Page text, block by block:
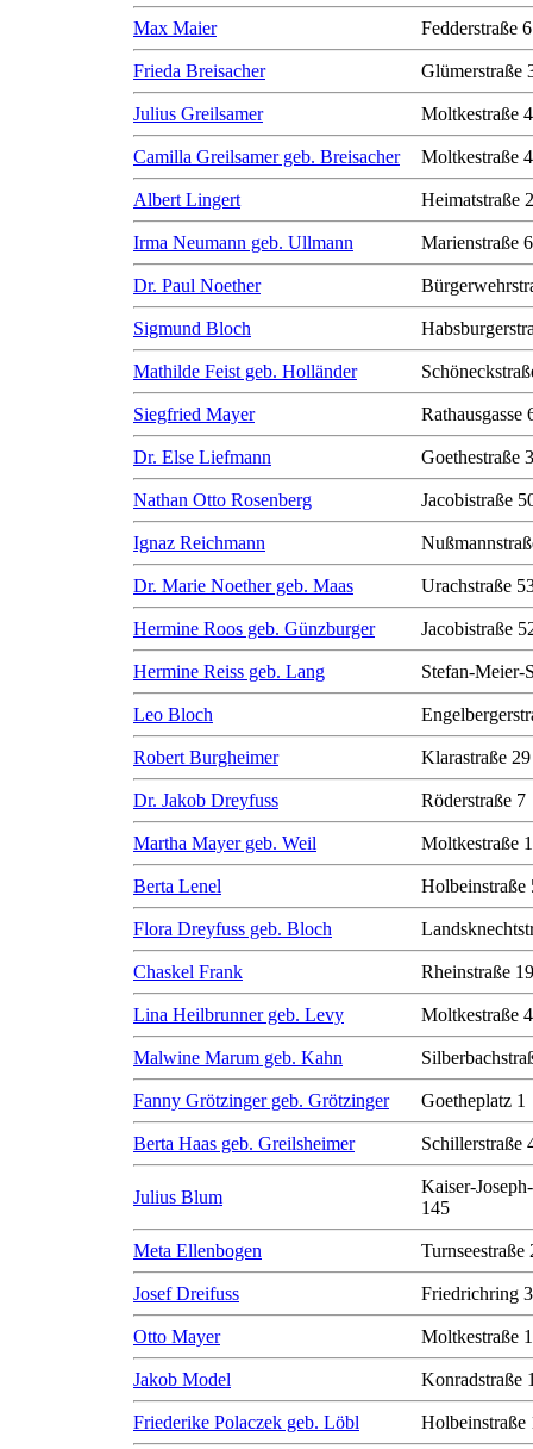
Max Maier Fedderstraße 6
Frieda Breisacher Glümerstraße
Julius Greilsamer Moltkestraße
Camilla Greilsamer geb. Breisacher Moltkestraße
Albert Lingert Heimatstraße 2
Irma Neumann geb. Ullmann Marienstraße 6
Dr. Paul Noether
Sigmund Bloch
Mathilde Feist geb. Holländer
Siegfried Mayer Rathausgasse
Dr. Else Liefmann Goethestraße
Nathan Otto Rosenberg Jacobistraße
Ignaz Reichmann
Dr. Marie Noether geb. Maas Urachstraße
Hermine Roos geb. Günzburger Jacobistraße
Hermine Reiss geb. Lang Stefan-Meier-
Leo Bloch
Robert Burgheimer Klarastraße 29
Dr. Jakob Dreyfuss Röderstraße 7
Martha Mayer geb. Weil Moltkestraße
Berta Lenel Holbeinstraße
Flora Dreyfuss geb. Bloch
Chaskel Frank Rheinstraße 19
Lina Heilbrunner geb. Levy Moltkestraße
Malwine Marum geb. Kahn
Fanny Grötzinger geb. Grötzinger Goetheplatz 1
Berta Haas geb. Greilsheimer Schillerstraße
Julius Blum
Kaiser-
145
Meta Ellenbogen Turnseestraße
Josef Dreifuss Friedrichring
Otto Mayer Moltkestraße
Jakob Model Konradstraße
Friederike Polaczek geb. Löbl Holbeinstraße